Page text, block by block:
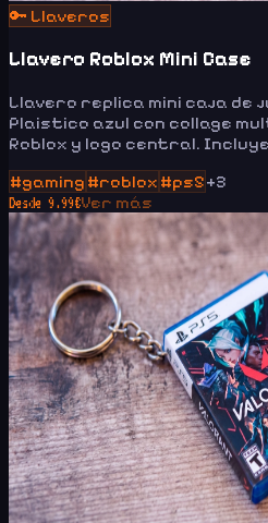
🔑 Llaveros
Llavero Roblox Mini Case
Llavero replica mini caja de
Plaistico azul con collage
Roblox y logo central.
#gaming #roblox #ps5+3
Desde 9.99€Ver más